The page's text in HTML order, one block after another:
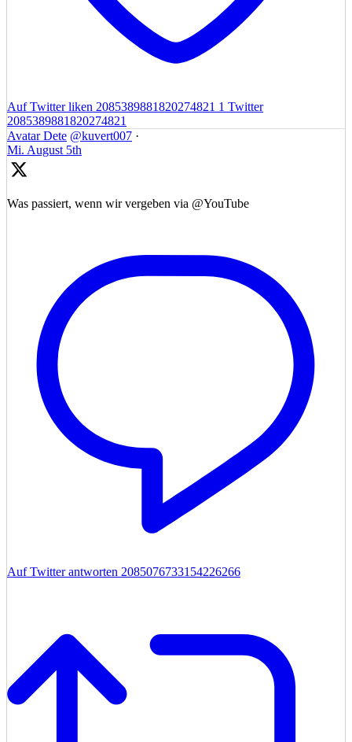
Auf Twitter liken 2085389881820274821 1 Twitter
2085389881820274821
Avatar Dete @kuvert007 ·
Mi. August 5th
Was passiert, wenn wir vergeben via @YouTube
Auf Twitter antworten 2085076733154226266